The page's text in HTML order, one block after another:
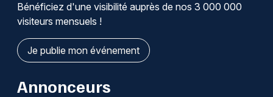
Choisir mes départements
Bénéficiez d'une visibilité auprès de nos 3 000 000
visiteurs mensuels !
Je publie mon événement
Annonceurs